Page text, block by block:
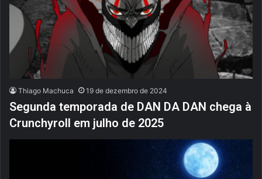
Thiago Machuca 19 de dezembro de 2024
Segunda temporada de DAN DA DAN chega à
Crunchyroll em julho de 2025